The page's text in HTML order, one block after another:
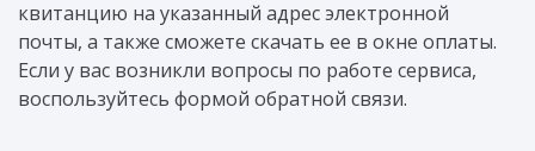
квитанцию на указанный адрес электронной
почты, а также сможете скачать ее в окне оплаты.
Если у вас возникли вопросы по работе сервиса,
воспользуйтесь формой обратной связи.